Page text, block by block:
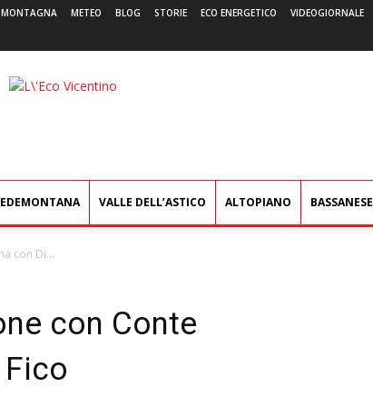
MONTAGNA METEO BLOG STORIE ECO ENERGETICO VIDEOGIORNALE
L'Eco
VALLE DELL’ASTICO ALTOPIANO BASSANESE
con Di...
con Conte